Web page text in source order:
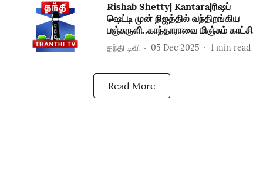
Rishab Shetty| Kantara|ரிஷப்
ஷெட்டி முன் நிஜத்தில் வந்திறங்கிய
பஞ்சுருளி..காந்தாராவை மிஞ்சும் காட்சி
தந்தி டிவி 05 Dec 2025 1 min read
Read More